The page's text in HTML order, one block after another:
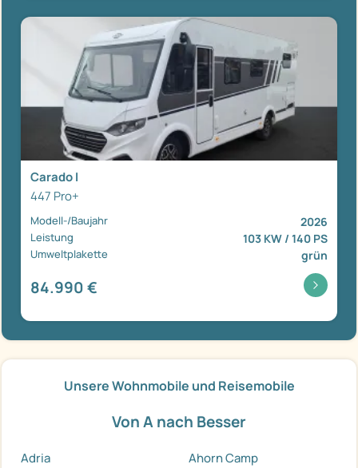
Carado I
447 Pro+
Modell-/Baujahr 2026
Leistung 103 KW / 140 PS
Umweltplakette grün
84.990 €
Unsere Wohnmobile und Reisemobile
Von A nach Besser
Adria
Ahorn Camp